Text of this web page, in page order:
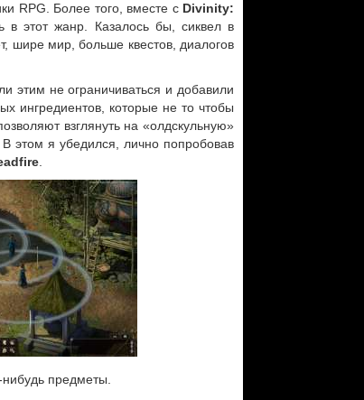
RPG. Более того, вместе с Divinity:
в этотжанр. Казалось бы, сиквел в
шире мир, больше квестов, диалогов
этим не ограничиваться и добавили
ингредиентов, которые не то чтобы
взглянуть на «олдскульную»
В этом я убедился, лично попробовав
предметы.